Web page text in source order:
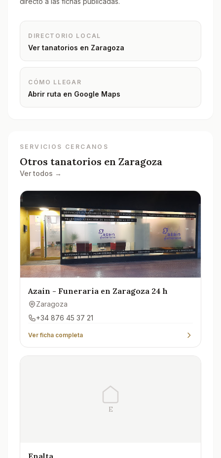
DIRECTORIO LOCAL
Ver tanatorios en Zaragoza
CÓMO LLEGAR
Abrir ruta en Google Maps
SERVICIOS CERCANOS
Otros tanatorios en Zaragoza
Ver todos →
Azain - Funeraria en Zaragoza 24 h
Zaragoza
+34 876 45 37 21
Ver ficha completa
E
Enalta